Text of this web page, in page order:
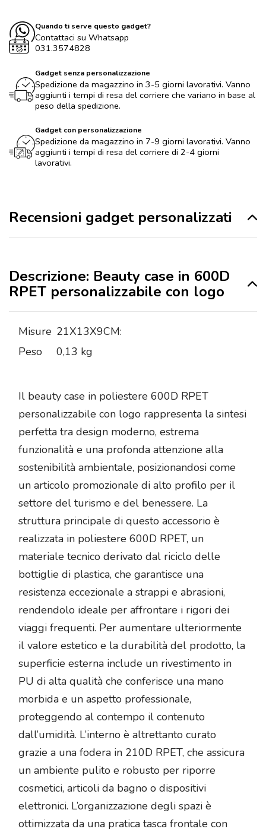
Quando ti serve questo gadget?
Contattaci su Whatsapp
031.3574828
Gadget senza personalizzazione
Spedizione da magazzino in 3-5 giorni lavorativi. Vanno
aggiunti i tempi di resa del corriere che variano in base al
peso della spedizione.
Gadget con personalizzazione
Spedizione da magazzino in 7-9 giorni lavorativi. Vanno
aggiunti i tempi di resa del corriere di 2-4 giorni
lavorativi.
Recensioni gadget personalizzati
Descrizione: Beauty case in 600D
RPET personalizzabile con logo
Misure 21X13X9CM:
Peso
0,13 kg
Il beauty case in poliestere 600D RPET
personalizzabile con logo rappresenta la sintesi
perfetta tra design moderno, estrema
funzionalità e una profonda attenzione alla
sostenibilità ambientale, posizionandosi come
un articolo promozionale di alto profilo per il
settore del turismo e del benessere. La
struttura principale di questo accessorio è
realizzata in poliestere 600D RPET, un
materiale tecnico derivato dal riciclo delle
bottiglie di plastica, che garantisce una
resistenza eccezionale a strappi e abrasioni,
rendendolo ideale per affrontare i rigori dei
viaggi frequenti. Per aumentare ulteriormente
il valore estetico e la durabilità del prodotto, la
superficie esterna include un rivestimento in
PU di alta qualità che conferisce una mano
morbida e un aspetto professionale,
proteggendo al contempo il contenuto
dall’umidità. L’interno è altrettanto curato
grazie a una fodera in 210D RPET, che assicura
un ambiente pulito e robusto per riporre
cosmetici, articoli da bagno o dispositivi
elettronici. L’organizzazione degli spazi è
ottimizzata da una pratica tasca frontale con